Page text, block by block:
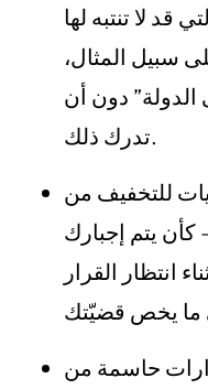
قد لا تنتبه لها
سبيل المثال،
الدولة” دون أن
تدرك ذلك.
للتخفيف من
كأن يتم إجبارك
انتظار القرار
حاسمة من